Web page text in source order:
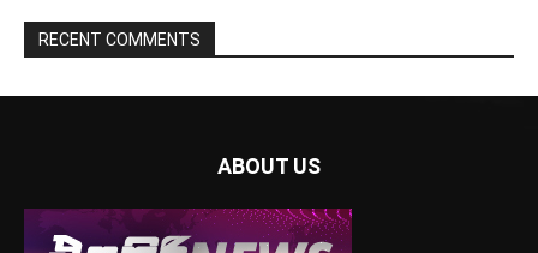
RECENT COMMENTS
ABOUT US